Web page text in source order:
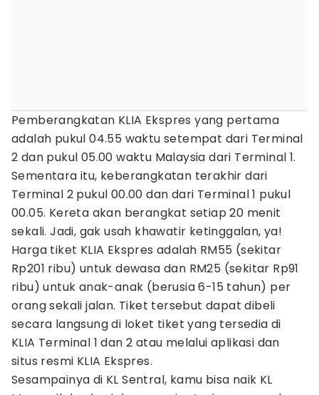
Pemberangkatan KLIA Ekspres yang pertama
adalah pukul 04.55 waktu setempat dari Terminal
2 dan pukul 05.00 waktu Malaysia dari Terminal 1.
Sementara itu, keberangkatan terakhir dari
Terminal 2 pukul 00.00 dan dari Terminal 1 pukul
00.05. Kereta akan berangkat setiap 20 menit
sekali. Jadi, gak usah khawatir ketinggalan, ya!
Harga tiket KLIA Ekspres adalah RM55 (sekitar
Rp201 ribu) untuk dewasa dan RM25 (sekitar Rp91
ribu) untuk anak-anak (berusia 6-15 tahun) per
orang sekali jalan. Tiket tersebut dapat dibeli
secara langsung di loket tiket yang tersedia di
KLIA Terminal 1 dan 2 atau melalui aplikasi dan
situs resmi KLIA Ekspres.
Sesampainya di KL Sentral, kamu bisa naik KL